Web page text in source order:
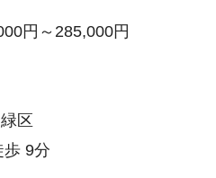
円～285,000円
区
9分